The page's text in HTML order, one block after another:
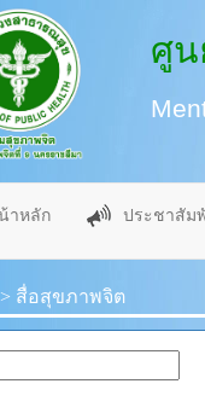
ศูน
าหลัก ประชาสัม
สื่อสุขภาพจิต